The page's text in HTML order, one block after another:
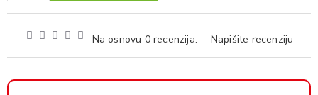
Na osnovu 0 recenzija. - Napišite recenziju